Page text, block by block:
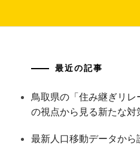
最近の記事
鳥取県の「住み継ぎリ
の視点から見る新たな対
最新人口移動データか